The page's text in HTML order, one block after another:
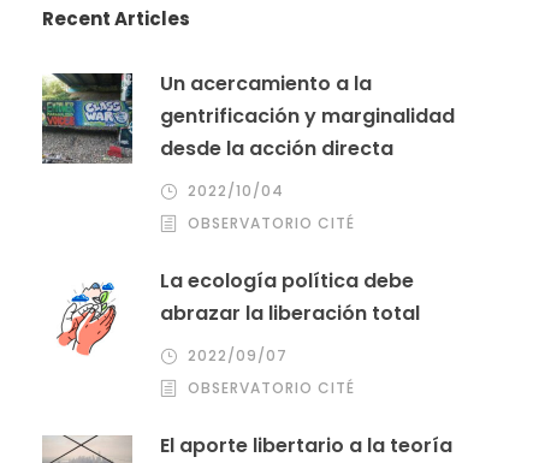
Recent Articles
Un acercamiento a la
gentrificación y marginalidad
desde la acción directa
2022/10/04
OBSERVATORIO CITÉ
La ecología política debe
abrazar la liberación total
2022/09/07
OBSERVATORIO CITÉ
El aporte libertario a la teoría